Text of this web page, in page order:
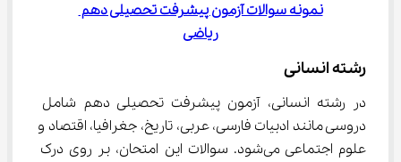
نمونه سوالات آزمون پیشرفت تحصیلی دهم
ریاضی
رشته انسانی
در رشته انسانی، آزمون پیشرفت تحصیلی دهم شامل
دروسی مانند ادبیات فارسی، عربی، تاریخ، جغرافیا، اقتصاد و
علوم اجتماعی می‌شود. سوالات این امتحان، بر روی درک